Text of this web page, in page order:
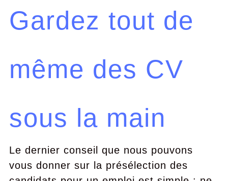
Gardez tout de
même des CV
sous la main
Le dernier conseil que nous pouvons
vous donner sur la présélection des